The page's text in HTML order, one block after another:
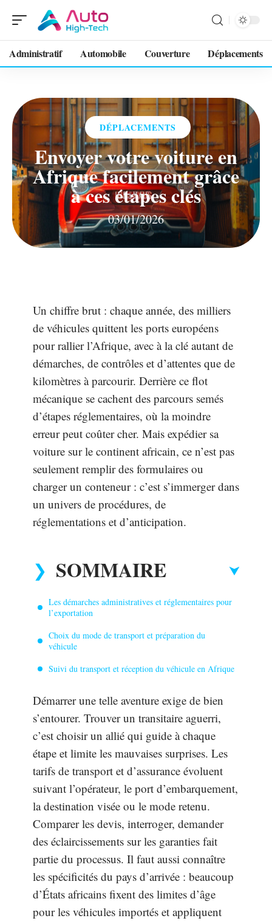
Administratif Automobile Couverture Déplacements
DÉPLACEMENTS
Envoyer votre voiture en
Afrique facilement grâce
à ces étapes clés
03/01/2026
Un chiffre brut : chaque année, des milliers
de véhicules quittent les ports européens
pour rallier l’Afrique, avec à la clé autant de
démarches, de contrôles et d’attentes que de
kilomètres à parcourir. Derrière ce flot
mécanique se cachent des parcours semés
d’étapes réglementaires, où la moindre
erreur peut coûter cher. Mais expédier sa
voiture sur le continent africain, ce n’est pas
seulement remplir des formulaires ou
charger un conteneur : c’est s’immerger dans
un univers de procédures, de
réglementations et d’anticipation.
SOMMAIRE
Les démarches administratives et réglementaires pour
l’exportation
Choix du mode de transport et préparation du
véhicule
Suivi du transport et réception du véhicule en Afrique
Démarrer une telle aventure exige de bien
s’entourer. Trouver un transitaire aguerri,
c’est choisir un allié qui guide à chaque
étape et limite les mauvaises surprises. Les
tarifs de transport et d’assurance évoluent
suivant l’opérateur, le port d’embarquement,
la destination visée ou le mode retenu.
Comparer les devis, interroger, demander
des éclaircissements sur les garanties fait
partie du processus. Il faut aussi connaître
les spécificités du pays d’arrivée : beaucoup
d’États africains fixent des limites d’âge
pour les véhicules importés et appliquent